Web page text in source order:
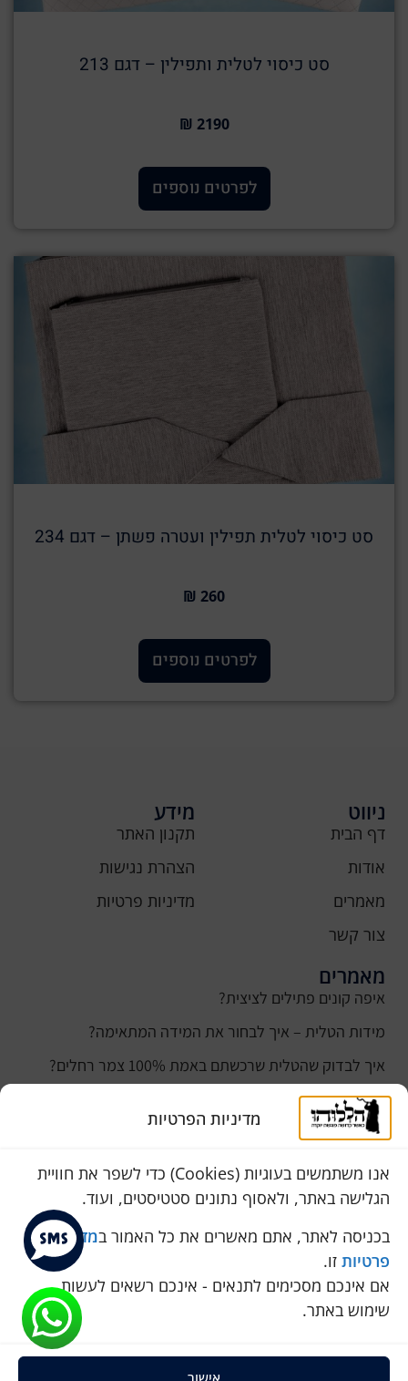
מדיניות הפרטיות
אנו משתמשים בעוגיות (Cookies) כדי לשפר את חוויית
הגלישה באתר, ולאסוף נתונים סטטיסטים, ועוד.
בכניסה לאתר, אתם מאשרים את כל האמור במדיניות
פרטיות זו.
אם אינכם מסכימים לתנאים - אינכם רשאים לעשות
שימוש באתר.
אישור
סט כיסוי לטלית ותפילין – דגם 213
2190 ₪
לפרטים נוספים
סט כיסוי לטלית תפילין ועטרה פשתן – דגם 234
260 ₪
לפרטים נוספים
ניווט
דף הבית
אודות
מאמרים
צור קשר
מידע
תקנון האתר
הצהרת נגישות
מדיניות פרטיות
מאמרים
איפה קונים פתילים לציצית?
מידות הטלית – איך לבחור את המידה המתאימה?
איך לבדוק שהטלית שרכשתם באמת 100% צמר רחלים?
למה נהוג לקנות טלית לחתן ביום חתונתו?
כמה עולה טלית לחתן
סוגי טליתות
שירות לקוחות
050-774-8845
הכחול 10 א.ת, כנות
pini.mixum@gmail.com